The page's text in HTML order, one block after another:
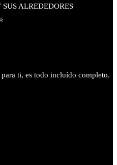
ALREDEDORES
ti, es todo incluído completo.